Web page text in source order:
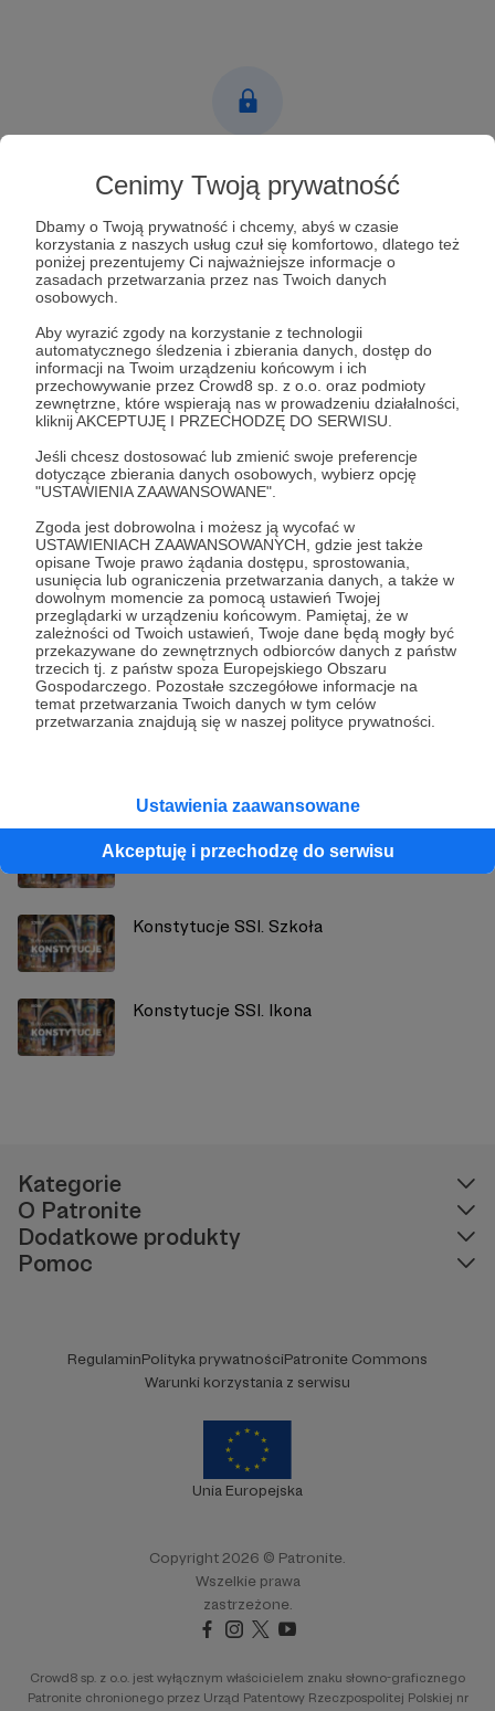
Cenimy Twoją prywatność
Dbamy o Twoją prywatność i chcemy, abyś w czasie
korzystania z naszych usług czuł się komfortowo, dlatego też
poniżej prezentujemy Ci najważniejsze informacje o
zasadach przetwarzania przez nas Twoich danych
osobowych.
Aby wyrazić zgody na korzystanie z technologii
automatycznego śledzenia i zbierania danych, dostęp do
informacji na Twoim urządzeniu końcowym i ich
przechowywanie przez Crowd8 sp. z o.o. oraz podmioty
zewnętrzne, które wspierają nas w prowadzeniu działalności,
kliknij AKCEPTUJĘ I PRZECHODZĘ DO SERWISU.
Jeśli chcesz dostosować lub zmienić swoje preferencje
dotyczące zbierania danych osobowych, wybierz opcję
"USTAWIENIA ZAAWANSOWANE".
Zgoda jest dobrowolna i możesz ją wycofać w
USTAWIENIACH ZAAWANSOWANYCH, gdzie jest także
opisane Twoje prawo żądania dostępu, sprostowania,
usunięcia lub ograniczenia przetwarzania danych, a także w
dowolnym momencie za pomocą ustawień Twojej
przeglądarki w urządzeniu końcowym. Pamiętaj, że w
zależności od Twoich ustawień, Twoje dane będą mogły być
przekazywane do zewnętrznych odbiorców danych z państw
trzecich tj. z państw spoza Europejskiego Obszaru
Gospodarczego. Pozostałe szczegółowe informacje na
temat przetwarzania Twoich danych w tym celów
przetwarzania znajdują się w naszej polityce prywatności.
Ustawienia zaawansowane
Akceptuję i przechodzę do serwisu
Post dostępny tylko dla Patronów
Zostań Patronem
Zaloguj się
Konstytucje Śląska Szkoła Ikonograficzna
Udostępnij
Śląska Szkoła Ikonograficzna
Zobacz profil autora
Konstytucje SSI. Ikonograf
Konstytucje SSI. Szkoła
Konstytucje SSI. Ikona
Kategorie
O Patronite
Dodatkowe produkty
Pomoc
RegulaminPolityka prywatnościPatronite Commons
Warunki korzystania z serwisu
Unia Europejska
Copyright 2026 © Patronite.
Wszelkie prawa
zastrzeżone.
Crowd8 sp. z o.o. jest wyłącznym właścicielem znaku słowno-graficznego
Patronite chronionego przez Urząd Patentowy Rzeczpospolitej Polskiej nr